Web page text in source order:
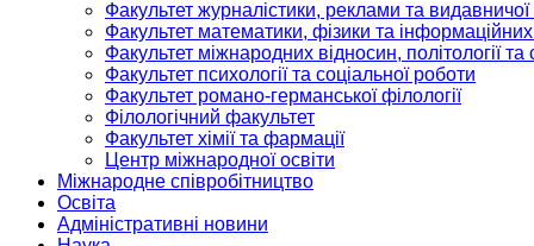
Факультет журналістики, реклами та
Факультет математики, фізики та інформаційних
Факультет міжнародних відносин, політології та
Факультет психології та соціальної роботи
Факультет романо-германської філології
Філологічний факультет
Факультет хімії та фармації
Центр міжнародної освіти
Міжнародне співробітництво
Освіта
Адміністративні новини